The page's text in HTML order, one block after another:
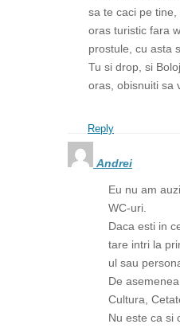
sa te caci pe
oras turistic fara
prostule, cu asta
Tu si drop, si
oras, obisnuiti sa
Reply
Andrei
Eu nu am
WC-uri.
Daca esti in
tare intri la
ul sau
De
Cultura,
Nu este ca si